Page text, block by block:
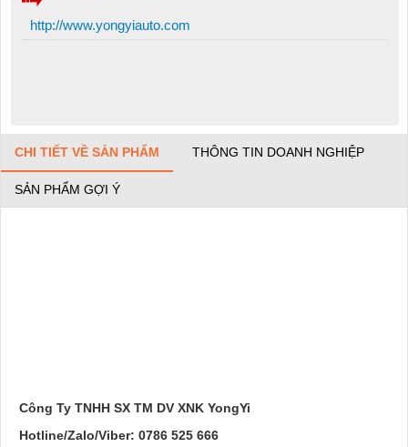
http://www.yongyiauto.com
CHI TIẾT VỀ SẢN PHẨM THÔNG TIN DOANH NGHIỆP
SẢN PHẨM GỢI Ý
Công Ty TNHH SX TM DV XNK YongYi
Hotline/Zalo/Viber: 0786 525 666